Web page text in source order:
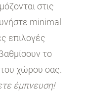
στις
minimal
επιλογές
το
του χώρου σας.
έμπνευση!